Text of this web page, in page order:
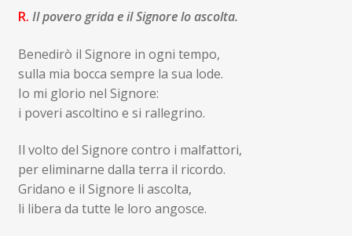
R. Il povero grida e il Signore lo ascolta.
Benedirò il Signore in ogni tempo,
sulla mia bocca sempre la sua lode.
Io mi glorio nel Signore:
i poveri ascoltino e si rallegrino.
Il volto del Signore contro i malfattori,
per eliminarne dalla terra il ricordo.
Gridano e il Signore li ascolta,
li libera da tutte le loro angosce.